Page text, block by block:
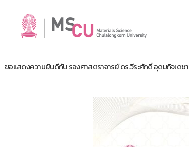
ขอแสดงความยินดีกับ รองศาสตราจารย์ ดร.วีระศักดิ์ อุดมกิจเดชา